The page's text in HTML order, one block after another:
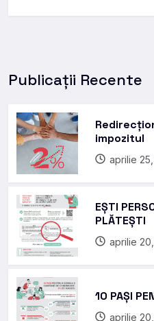
Publicații Recente
impozitul
aprilie
EȘTI
PLĂTEȘTI
aprilie
10 PAȘI
aprilie